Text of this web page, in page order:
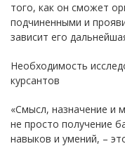
того, как он сможет
подчиненными и
зависит его
Необходимость
курсантов
«Смысл, назначение и
не просто получение
навыков и умений, –